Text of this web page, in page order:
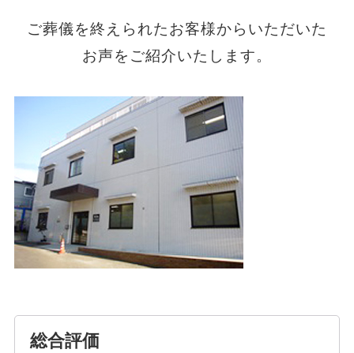
ご葬儀を終えられたお客様からいただいた
お声をご紹介いたします。
総合評価